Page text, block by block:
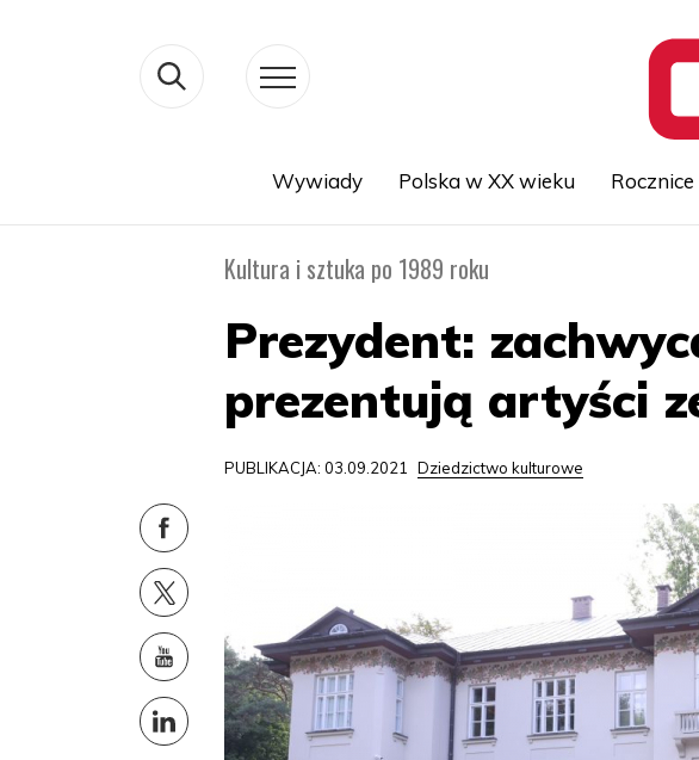
Wywiady Polska w XX wieku Rocznice
Kultura i sztuka po 1989 roku
Prezydent:
prezentują artyści
PUBLIKACJA: 03.09.2021 Dziedzictwo kulturowe